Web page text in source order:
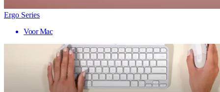
Ergo Series
Voor Mac